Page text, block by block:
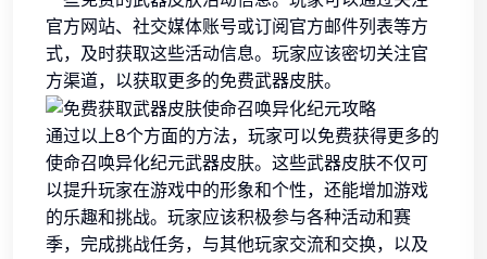
官方网站、社交媒体账号或订阅官方邮件列表等方
式，及时获取这些活动信息。玩家应该密切关注官
方渠道，以获取更多的免费武器皮肤。
通过以上8个方面的方法，玩家可以免费获得更多的
使命召唤异化纪元武器皮肤。这些武器皮肤不仅可
以提升玩家在游戏中的形象和个性，还能增加游戏
的乐趣和挑战。玩家应该积极参与各种活动和赛
季，完成挑战任务，与其他玩家交流和交换，以及